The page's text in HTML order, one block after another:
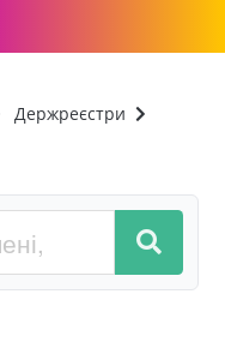
Держреєстри